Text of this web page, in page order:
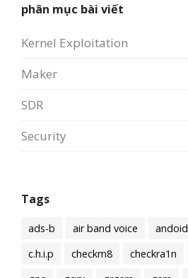
phân mục bài viết
Kernel Exploitation
Maker
SDR
Security
Tags
ads-b air band voice andoid
c.h.i.p
checkm8 checkra1n